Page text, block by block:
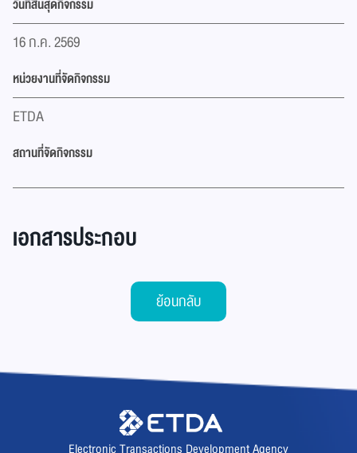
วันที่สิ้นสุดกิจกรรม
16 ก.ค. 2569
หน่วยงานที่จัดกิจกรรม
ETDA
สถานที่จัดกิจกรรม
เอกสารประกอบ
ย้อนกลับ